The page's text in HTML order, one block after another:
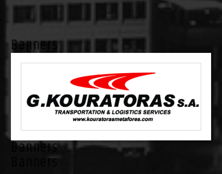
Banners
Banners
Banners